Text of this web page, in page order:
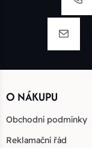
O NÁKUPU
Obchodní podmínky
Reklamační řád